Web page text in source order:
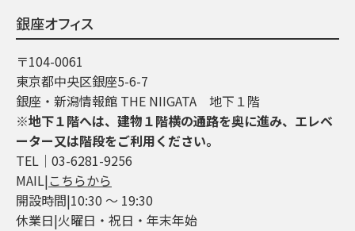
銀座オフィス
〒104-0061
東京都中央区銀座5-6-7
銀座・新潟情報館 THE NIIGATA 地下１階
※地下１階へは、建物１階横の通路を奥に進み、エレベ
ーター又は階段をご利用ください。
TEL│03-6281-9256
MAIL|こちらから
開設時間|10:30 ～ 19:30
休業日|火曜日・祝日・年末年始